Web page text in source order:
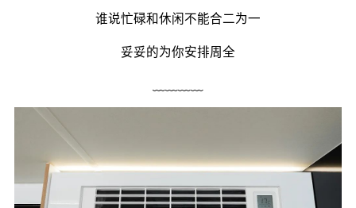
谁说忙碌和休闲不能合二为一
妥妥的为你安排周全